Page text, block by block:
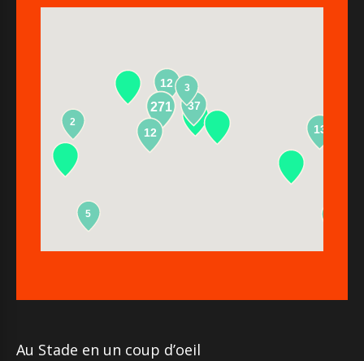
12
271
13
37
2
5
12
3
Au Stade en un coup d’oeil